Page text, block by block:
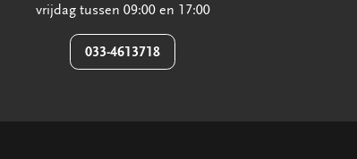
vrijdag tussen 09:00 en 17:00
033-4613718